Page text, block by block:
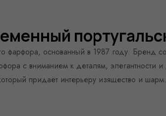
фарфора, основанный в 1987 году.
с вниманием к деталям, элегантности
придаёт интерьеру изящество и шарм.